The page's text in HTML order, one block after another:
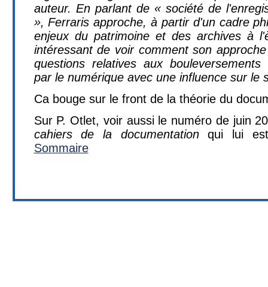
auteur. En parlant de « société de
», Ferraris approche, à partir d'un cadre
enjeux du patrimoine et des archives à
intéressant de voir comment son
questions relatives aux bouleversements
par le numérique avec une influence sur le
Ca bouge sur le front de la théorie du
Sur P. Otlet, voir aussi le numéro de juin
cahiers de la documentationqui lui est
Sommaire